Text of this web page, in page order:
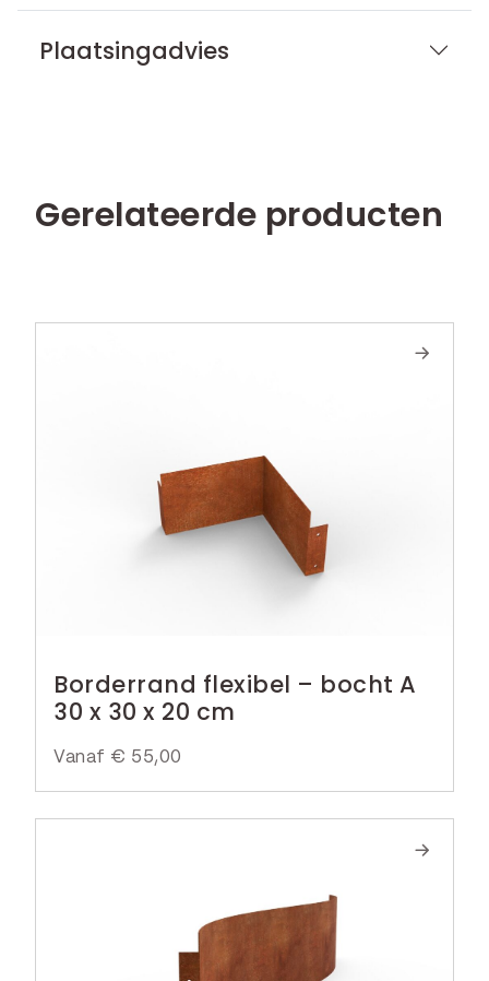
Plaatsingadvies
Gerelateerde producten
Borderrand flexibel – bocht A
30 x 30 x 20 cm
Vanaf € 55,00